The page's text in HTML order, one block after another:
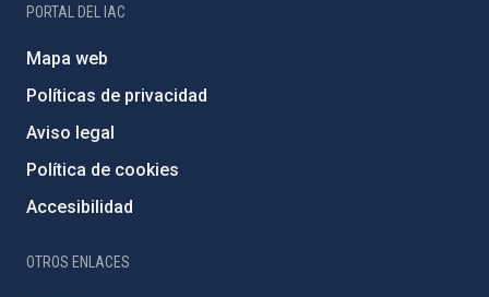
PORTAL DEL IAC
Mapa web
Políticas de privacidad
Aviso legal
Política de cookies
Accesibilidad
OTROS ENLACES